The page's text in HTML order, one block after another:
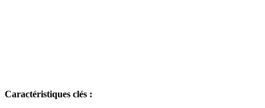
Caractéristiques clés :